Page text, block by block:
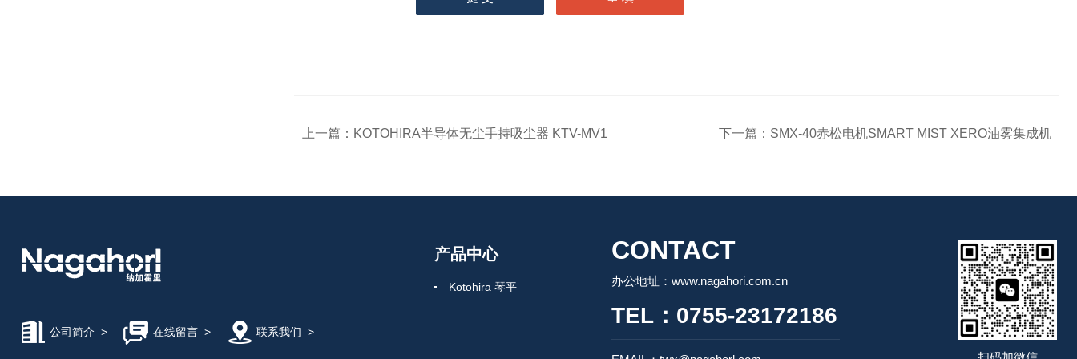
上一篇： KOTOHIRA半导体无尘手持吸尘器 KTV-MV1 下一篇： SMX-40赤松电机SMART MIST XERO油雾集成机
公司简介 > 在线留言> 联系我们 >
产品中心
Kotohira 琴平
CONTACT
办公地址：www.nagahori.com.cn
TEL：0755-23172186